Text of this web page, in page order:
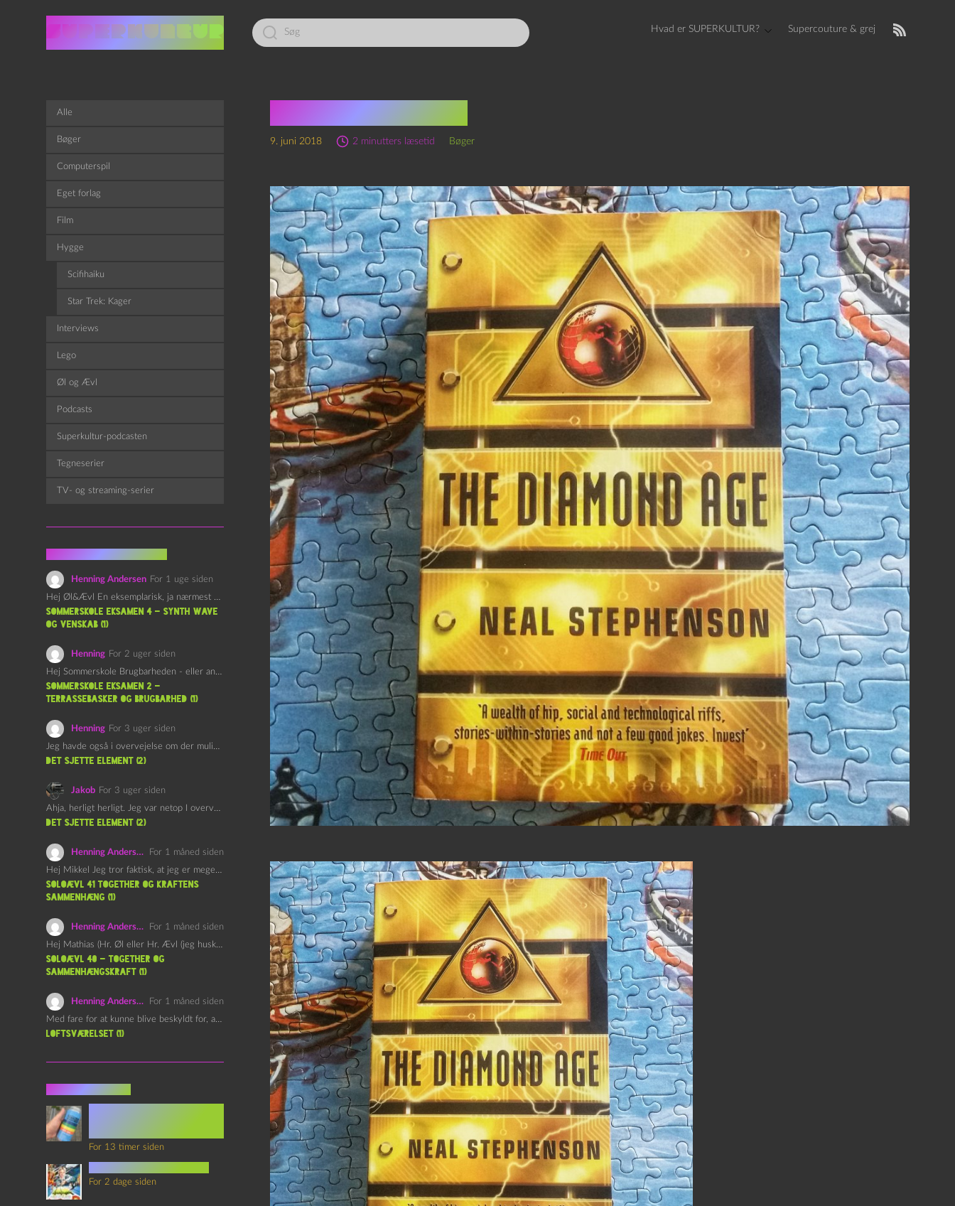
Led
efter:
Hvad er SUPERKULTUR? Supercouture & grej
9. juni 2018 2 minutters læsetid Bøger
Alle
Bøger
Computerspil
Eget forlag
Film
Hygge
Scifihaiku
Star Trek: Kager
Interviews
Lego
Øl og Ævl
Podcasts
Superkultur-podcasten
Tegneserier
TV- og streaming-serier
Henning Andersen For 1 uge siden
Hej Øl&Ævl En eksemplarisk, ja nærmest yndefuld, afslutning på SOMMERSKOLEN.…
Sommerskole Eksamen 4 – Synth Wave
og Venskab (1)
Henning For 2 uger siden
Hej Sommerskole Brugbarheden - eller anvendeligheden - af "Øl&Ævl" er…
Sommerskole Eksamen 2 –
Terrassebasker og Brugbarhed (1)
Henning For 3 uger siden
Jeg havde også i overvejelse om der muligvis kunne være…
det sjette element (2)
Jakob For 3 uger siden
Ahja, herligt herligt. Jeg var netop I overvejelser om at…
det sjette element (2)
Henning Andersen
For 1 måned siden
Hej Mikkel Jeg tror faktisk, at jeg er meget enig…
Soloævl 41 Together og Kraftens
Sammenhæng (1)
Henning Andersen
For 1 måned siden
Hej Mathias (Hr. Øl eller Hr. Ævl (jeg husker ikke…
Soloævl 40 – Together og
sammenhængskraft (1)
Henning Andersen
For 1 måned siden
Med fare for at kunne blive beskyldt for, at være…
Loftsværelset (1)
For 13 timer siden
For 2 dage siden